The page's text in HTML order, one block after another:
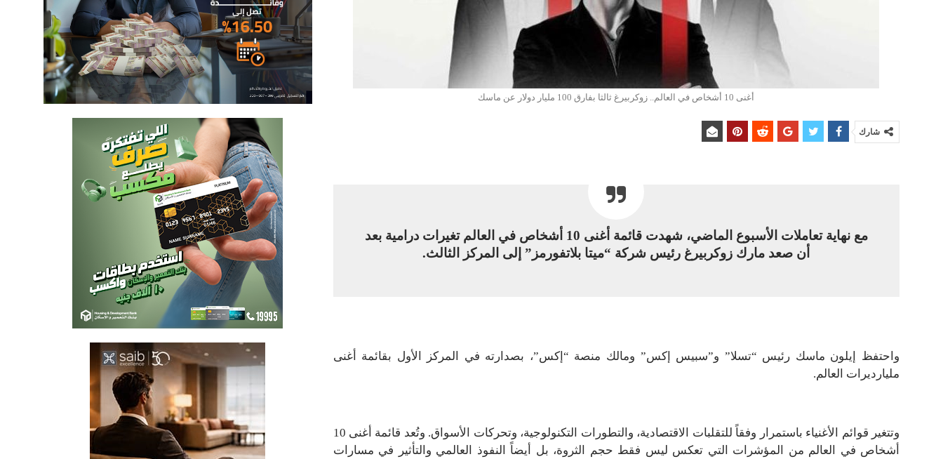
أغنى 10 أشخاص في العالم.. زوكربيرغ ثالثا بفارق 100 مليار دولار عن ماسك
شارك
مع نهاية تعاملات الأسبوع الماضي، شهدت قائمة أغنى 10 أشخاص في العالم تغيرات درامية بعد
أن صعد مارك زوكربيرغ رئيس شركة “ميتا بلاتفورمز” إلى المركز الثالث.
واحتفظ إيلون ماسك رئيس “تسلا” و”سبيس إكس” ومالك منصة “إكس”، بصدارته في المركز الأول بقائمة أغنى
مليارديرات العالم.
وتتغير قوائم الأغنياء باستمرار وفقاً للتقلبات الاقتصادية، والتطورات التكنولوجية، وتحركات الأسواق. وتُعد قائمة أغنى 10
أشخاص في العالم من المؤشرات التي تعكس ليس فقط حجم الثروة، بل أيضاً النفوذ العالمي والتأثير في مسارات